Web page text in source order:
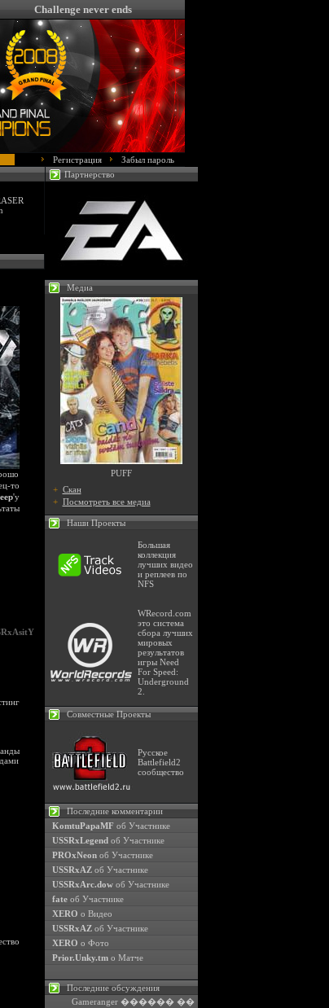
Challenge never ends
Регистрация
Забыл пароль
то
'у
Партнерство
Медиа
PUFF
+ Скан
+ Посмотреть все медиа
Наши Проекты
Большая
коллекция
лучших видео
и реплеев по
NFS
WRecord.com
это система
сбора лучших
мировых
результатов
игры Need
For Speed:
Underground
2.
Совместные Проекты
Русское
Battlefield2
сообщество
Последние комментарии
KomtuPapaMF об Участнике
USSRxLegendоб Участнике
PROxNeonоб Участнике
USSRxAZоб Участнике
USSRxArc.dowоб Участнике
fateоб Участнике
XERO о Видео
USSRxAZоб Участнике
XERO о Фото
Prior.Unky.tmо Матче
Последние обсуждения
Gameranger ������ ��